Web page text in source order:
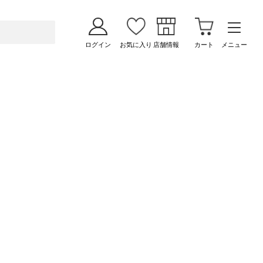
ログイン お気に入り 店舗情報 カート メニュー